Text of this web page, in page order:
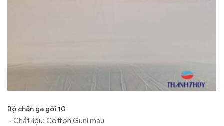
Bộ chăn ga gối 10
– Chất liệu: Cotton Guni màu